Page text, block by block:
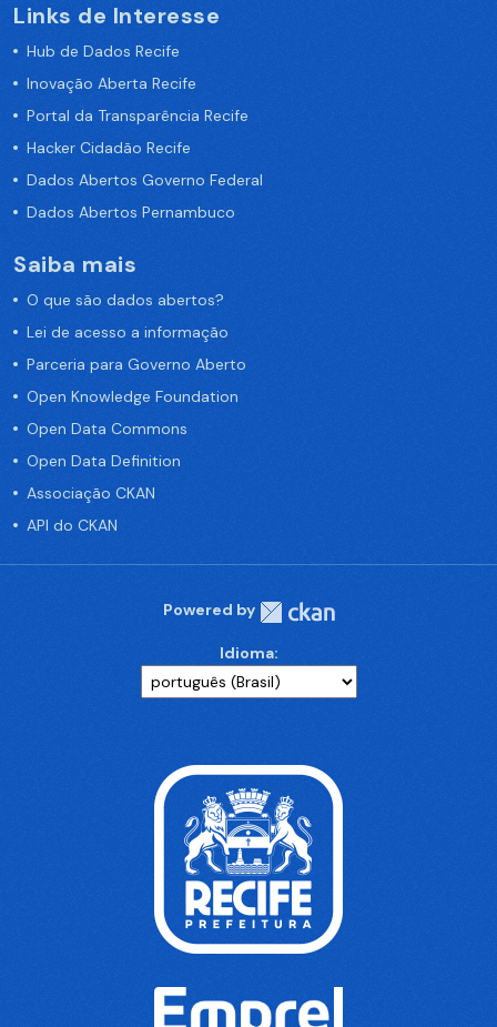
Links de Interesse
Hub de Dados Recife
Inovação Aberta Recife
Portal da Transparência Recife
Hacker Cidadão Recife
Dados Abertos Governo Federal
Dados Abertos Pernambuco
Saiba mais
O que são dados abertos?
Lei de acesso a informação
Parceria para Governo Aberto
Open Knowledge Foundation
Open Data Commons
Open Data Definition
Associação CKAN
API do CKAN
Powered by
Idioma